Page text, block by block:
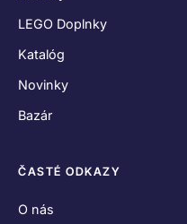
LEGO Doplnky
Katalóg
Novinky
Bazár
ČASTÉ ODKAZY
O nás